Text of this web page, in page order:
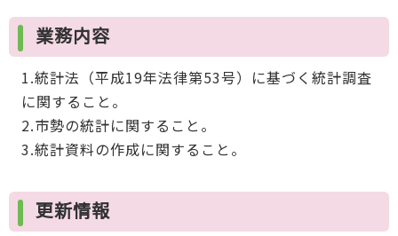
こ
ら
業務内容
1.統計法（平成19年法律第53号）に基づく統計調査
に関すること。
2.市勢の統計に関すること。
3.統計資料の作成に関すること。
更新情報